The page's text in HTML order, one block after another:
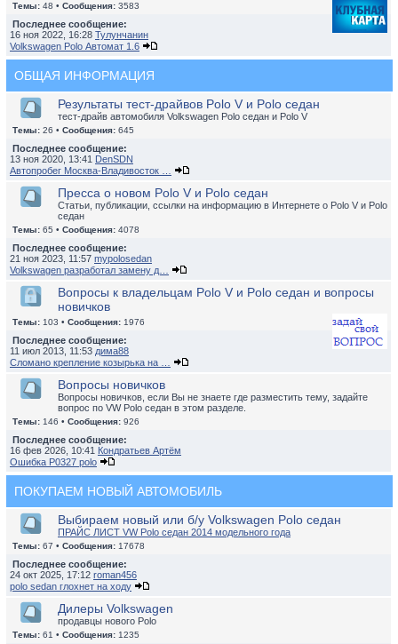
Темы: 48 • Сообщения: 3583
Последнее сообщение:
16 ноя 2022, 16:28 Тулунчанин
Volkswagen Polo Автомат 1.6
ОБЩАЯ ИНФОРМАЦИЯ
Результаты тест-драйвов Polo V и Polo седан
тест-драйв автомобиля Volkswagen Polo седан и Polo V
Темы: 26 • Сообщения: 645
Последнее сообщение:
13 ноя 2020, 13:41 DenSDN
Автопробег Москва-Владивосток …
Пресса о новом Polo V и Polo седан
Статьи, публикации, ссылки на информацию в Интернете о Polo V и Polo
седан
Темы: 65 • Сообщения: 4078
Последнее сообщение:
21 ноя 2023, 11:57 mypolosedan
Volkswagen разработал замену д…
Вопросы к владельцам Polo V и Polo седан и вопросы
новичков
Темы: 103 • Сообщения: 1976
Последнее сообщение:
11 июл 2013, 11:53 дима88
Сломано крепление козырька на …
Вопросы новичков
Вопросы новичков, если Вы не знаете где разместить тему, задайте
вопрос по VW Polo седан в этом разделе.
Темы: 146 • Сообщения: 926
Последнее сообщение:
16 фев 2026, 10:41 Кондратьев Артём
Ошибка P0327 polo
ПОКУПАЕМ НОВЫЙ АВТОМОБИЛЬ
Выбираем новый или б/у Volkswagen Polo седан
ПРАЙС ЛИСТ VW Polo седан 2014 модельного года
Темы: 67 • Сообщения: 17678
Последнее сообщение:
24 окт 2025, 17:12 roman456
polo sedan глохнет на ходу
Дилеры Volkswagen
продавцы нового Polo
Темы: 61 • Сообщения: 1235